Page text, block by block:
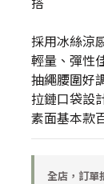
採用冰絲涼
輕量、彈性
抽繩腰圍好
拉鏈口袋設
素面基本款
全店，訂單